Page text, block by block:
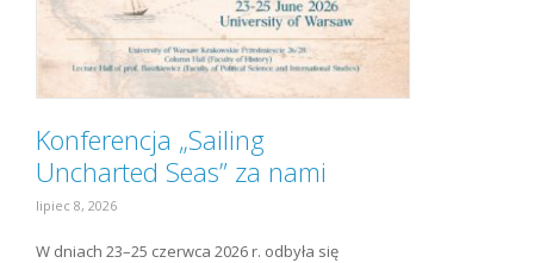
Konferencja „Sailing
Uncharted Seas” za nami
lipiec 8, 2026
W dniach 23–25 czerwca 2026 r. odbyła się